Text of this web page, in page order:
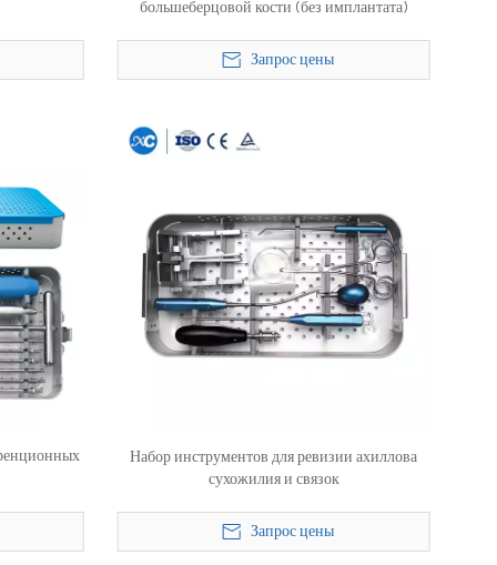
большеберцовой кости (без имплантата)
Запрос цены
Набор инструментов для ревизии ахиллова
сухожилия и связок
Запрос цены